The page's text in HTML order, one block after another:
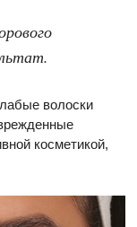
волоски
косметикой,